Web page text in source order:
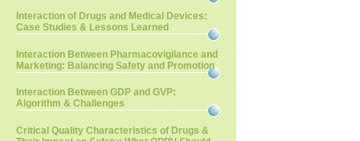
Interaction of Drugs and Medical Devices:
Case Studies & Lessons Learned
Interaction Between Pharmacovigilance and
Marketing: Balancing Safety and Promotion
Interaction Between GDP and GVP:
Algorithm & Challenges
Critical Quality Characteristics of Drugs &